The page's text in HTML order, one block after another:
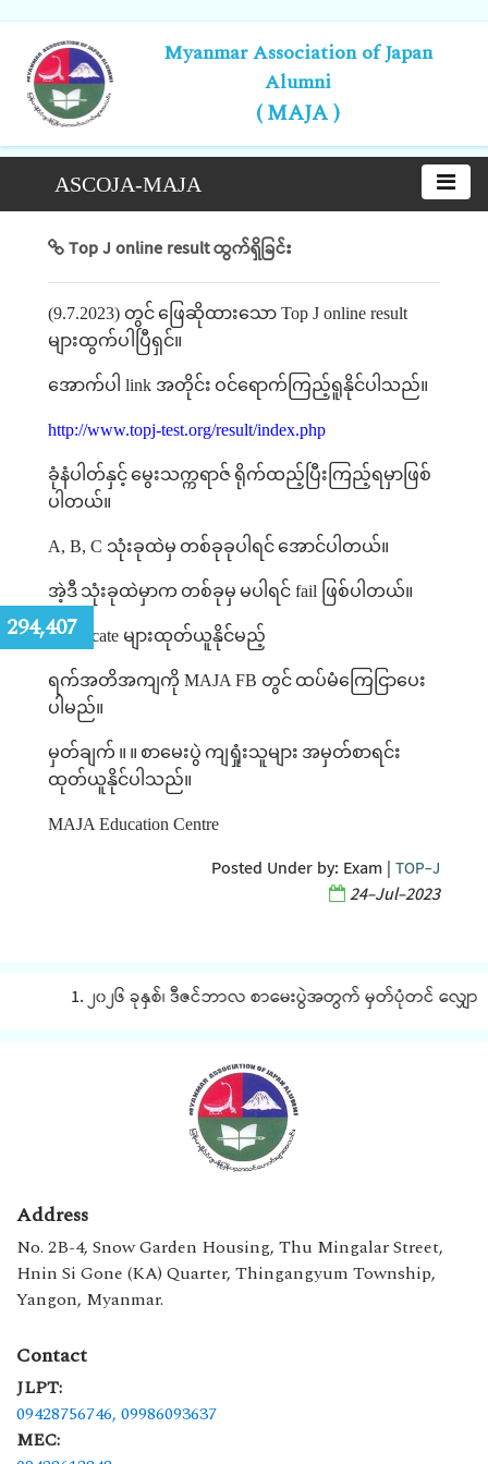
Myanmar Association of Japan
Alumni
( MAJA )
ASCOJA-MAJA
Top J online result ထွက်ရှိခြင်း
(9.7.2023) တွင် ဖြေဆိုထားသော Top J online result
များထွက်ပါပြီရှင်။
အောက်ပါ link အတိုင်း ဝင်ရောက်ကြည့်ရူနိုင်ပါသည်။
http://www.topj-test.org/result/index.php
ခုံနံပါတ်နှင့် မွေးသက္ကရာဇ် ရိုက်ထည့်ပြီးကြည့်ရမှာဖြစ်
ပါတယ်။
A, B, C သုံးခုထဲမှ တစ်ခုခုပါရင် အောင်ပါတယ်။
အဲ့ဒီ သုံးခုထဲမှာက တစ်ခုမှ မပါရင် fail ဖြစ်ပါတယ်။
Certificate များထုတ်ယူနိုင်မည့်
ရက်အတိအကျကို MAJA FB တွင် ထပ်မံကြေငြာပေး
ပါမည်။
မှတ်ချက် ။ ။ စာမေးပွဲ ကျရှုံးသူများ အမှတ်စာရင်း
ထုတ်ယူနိုင်ပါသည်။
MAJA Education Centre
Posted Under by: Exam| TOP-J
24-Jul-2023
1. ၂၀၂၆ ခုနှစ်၊ ဒီဇင်ဘာလ စာမေးပွဲအတွက် မှတ်ပုံတင် လျှောက်
Address
No. 2B-4, Snow Garden Housing, Thu Mingalar Street,
Hnin Si Gone (KA) Quarter, Thingangyum Township,
Yangon, Myanmar.
Contact
JLPT:
09428756746, 09986093637
MEC:
294,407